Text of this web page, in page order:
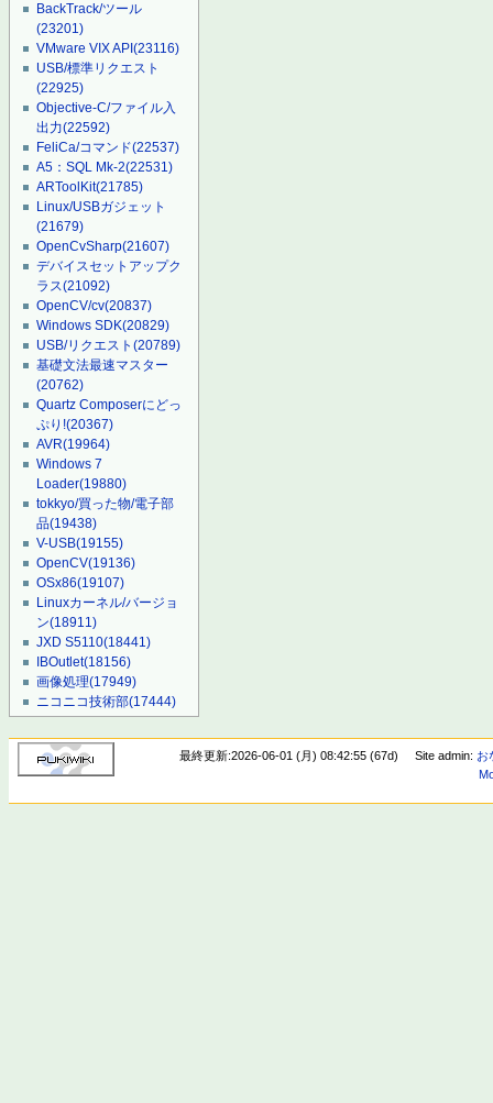
BackTrack/ツール
(23201)
VMware VIX API(23116)
USB/標準リクエスト
(22925)
Objective-C/ファイル入
出力(22592)
FeliCa/コマンド(22537)
A5：SQL Mk-2(22531)
ARToolKit(21785)
Linux/USBガジェット
(21679)
OpenCvSharp(21607)
デバイスセットアップク
ラス(21092)
OpenCV/cv(20837)
Windows SDK(20829)
USB/リクエスト(20789)
基礎文法最速マスター
(20762)
Quartz Composerにどっ
ぷり!(20367)
AVR(19964)
Windows 7
Loader(19880)
tokkyo/買った物/電子部
品(19438)
V-USB(19155)
OpenCV(19136)
OSx86(19107)
Linuxカーネル/バージョ
ン(18911)
JXD S5110(18441)
IBOutlet(18156)
画像処理(17949)
ニコニコ技術部(17444)
最終更新:2026-06-01 (月) 08:42:55 (67d) Site admin: お